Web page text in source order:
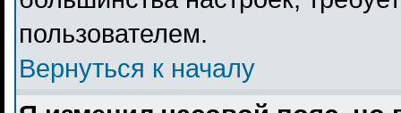
пользователем.
Вернуться к началу